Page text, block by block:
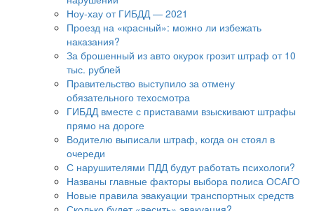
Ноу-хау от ГИБДД — 2021
Проезд на «красный»: можно ли избежать
наказания?
За брошенный из авто окурок грозит штраф от 10
тыс. рублей
Правительство выступило за отмену
обязательного техосмотра
ГИБДД вместе с приставами взыскивают штрафы
прямо на дороге
Водителю выписали штраф, когда он стоял в
очереди
С нарушителями ПДД будут работать психологи?
Названы главные факторы выбора полиса ОСАГО
Новые правила эвакуации транспортных средств